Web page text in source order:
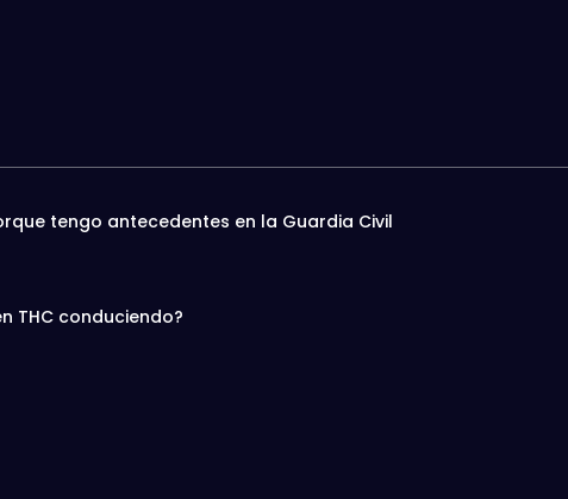
tengo antecedentes en la Guardia Civil
THC conduciendo?